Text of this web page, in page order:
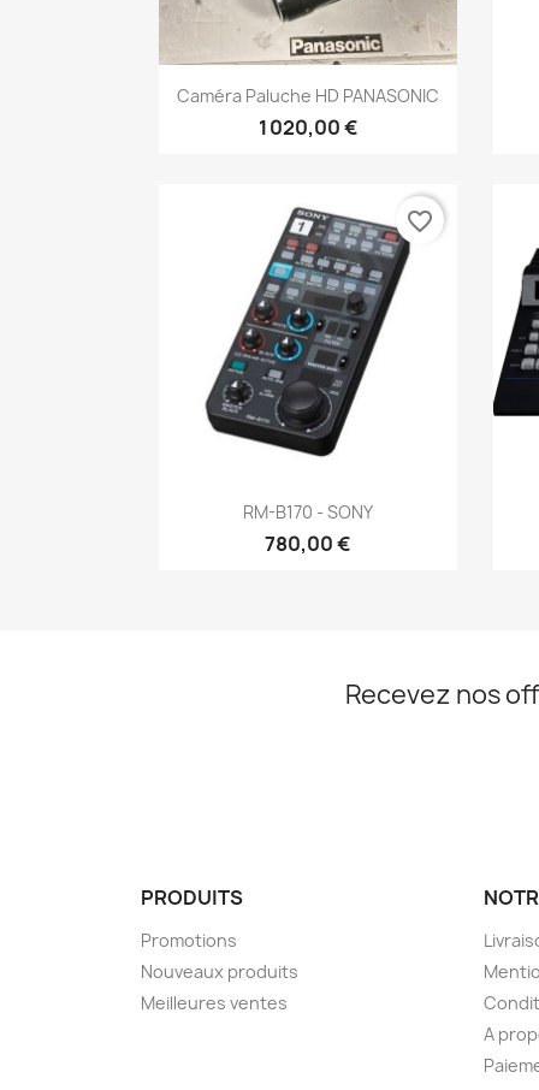
Aperçu rapide
Caméra Paluche HD PANASONIC
1 020,00 €
Aperçu rapide
RM-B170 - SONY
780,00 €
favorite_border
Recevez nos
PRODUITS
Promotions
Nouveaux produits
Meilleures ventes
A